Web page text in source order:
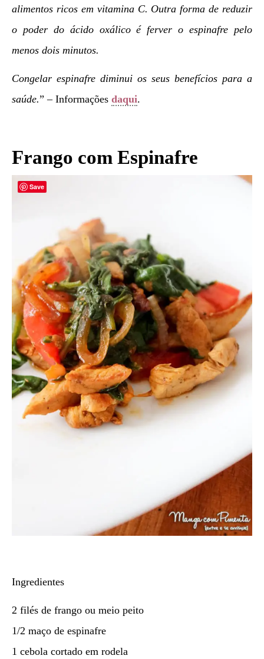
alimentos ricos em vitamina C. Outra forma de reduzir
o poder do ácido oxálico é ferver o espinafre pelo
menos dois minutos.
Congelar espinafre diminui os seus benefícios para a
saúde.” – Informações daqui.
Frango com Espinafre
Ingredientes
2 filés de frango ou meio peito
1/2 maço de espinafre
1 cebola cortado em rodela
Save